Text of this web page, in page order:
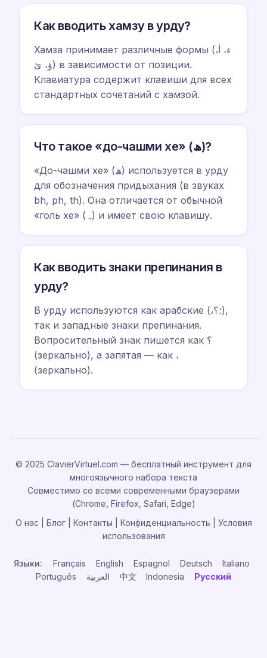
Как вводить хамзу в урду?
Хамза принимает различные формы (ء، أ،
ؤ، ئ) в зависимости от позиции.
Клавиатура содержит клавиши для всех
стандартных сочетаний с хамзой.
Что такое «до-чашми хе» (ھ)?
«До-чашми хе» (ھ) используется в урду
для обозначения придыхания (в звуках
bh, ph, th). Она отличается от обычной
«голь хе» (ہ) и имеет свою клавишу.
Как вводить знаки препинания в
урду?
В урду используются как арабские (،؛؟),
так и западные знаки препинания.
Вопросительный знак пишется как ؟
(зеркально), а запятая — как ،
(зеркально).
© 2025 ClavierVirtuel.com — бесплатный инструмент для
многоязычного набора текста
Совместимо со всеми современными браузерами
(Chrome, Firefox, Safari, Edge)
О нас
Блог| Контакты Конфиденциальность
Условия
использования
Языки: Français English Espagnol Deutsch
Italiano
Português
中文 Indonesia Русский